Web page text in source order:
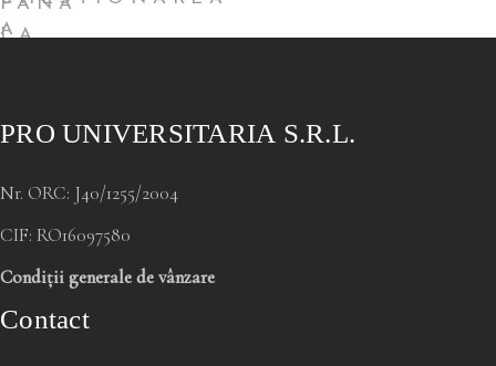
PRO UNIVERSITARIA S.R.L.
Nr. ORC: J40/1255/2004
CIF: RO16097580
Condiții generale de vânzare
Contact